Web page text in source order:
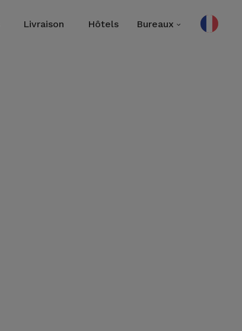
Livraison Hôtels Bureaux